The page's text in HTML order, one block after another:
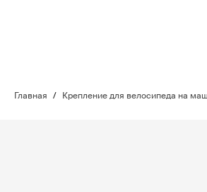
Главная / Крепление для велосипеда на